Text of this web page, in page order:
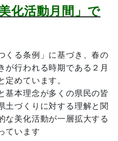
化活動月間」で
る条例」に基づき、春の
が行われる時期である２月
定めています。
本理念が多くの県民の皆
土づくりに対する理解と関
な美化活動が一層拡大する
ています